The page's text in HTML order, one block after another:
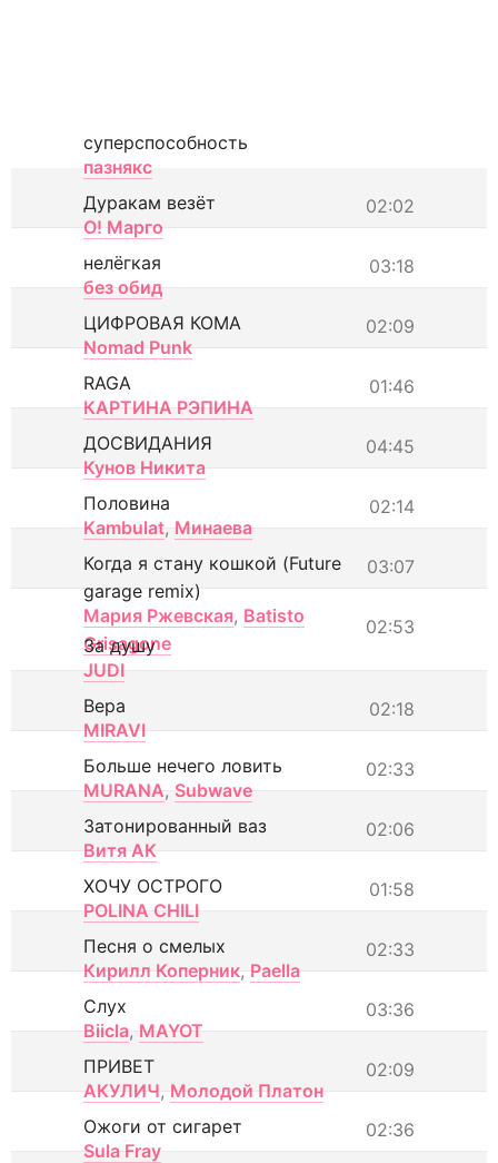
суперспособность
пазнякс
02:02
Дуракам везёт
О! Марго
03:18
нелёгкая
без обид
02:09
ЦИФРОВАЯ КОМА
Nomad Punk
01:46
RAGA
КАРТИНА РЭПИНА
04:45
ДОСВИДАНИЯ
Кунов Никита
02:14
Половина
Kambulat, Минаева
03:07
Когда я стану кошкой (Future
garage remix)
Мария Ржевская, Batisto
Grisagone
02:53
За душу
JUDI
02:18
Вера
MIRAVI
02:33
Больше нечего ловить
MURANA, Subwave
02:06
Затонированный ваз
Витя АК
01:58
ХОЧУ ОСТРОГО
POLINA CHILI
02:33
Песня о смелых
Кирилл Коперник, Paella
03:36
Слух
Biicla, MAYOT
02:09
ПРИВЕТ
АКУЛИЧ, Молодой Платон
02:36
Ожоги от сигарет
Sula Fray